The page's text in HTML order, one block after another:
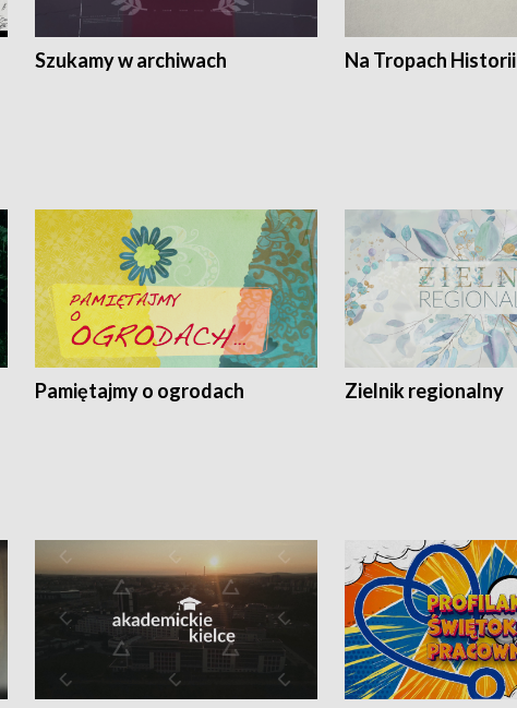
Szukamy w archiwach Na Tropach Historii
Pamiętajmy o ogrodach Zielnik regionalny